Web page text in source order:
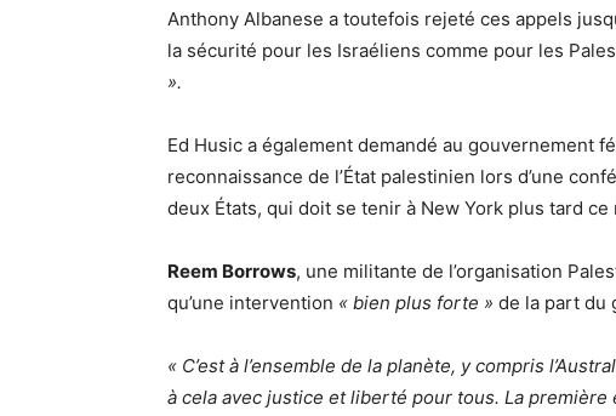
Anthony Albanese a toutefois rejeté ces appels
la sécurité pour les Israéliens comme pour les
».
Ed Husic a également demandé au gouvernement
reconnaissance de l’État palestinien lors d’une
deux États, qui doit se tenir à New York plus tard ce
Reem Borrows, une militante de l’organisation
qu’une intervention « bien plus forte » de la part du
« C’est à l’ensemble de la planète, y compris
à cela avec justice et liberté pour tous. La première